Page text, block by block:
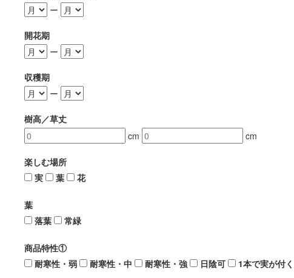
ー
開花期
ー
収穫期
ー
樹高／草丈
cm
cm
楽しむ場所
実
葉 花
葉
落葉
常緑
商品特性①
耐寒性・弱
耐寒性・中 耐寒性・強 日陰可 1本で実が付く